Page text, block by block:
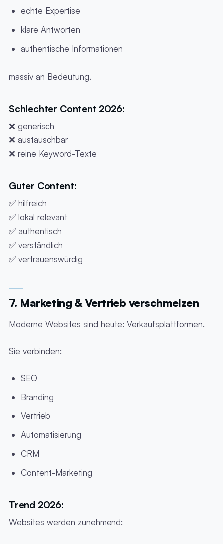
echte Expertise
klare Antworten
authentische Informationen
massiv an Bedeutung.
Schlechter Content 2026:
❌ generisch
❌ austauschbar
❌ reine Keyword-Texte
Guter Content:
✅ hilfreich
✅ lokal relevant
✅ authentisch
✅ verständlich
✅ vertrauenswürdig
7. Marketing & Vertrieb verschmelzen
Moderne Websites sind heute: Verkaufsplattformen.
Sie verbinden:
SEO
Branding
Vertrieb
Automatisierung
CRM
Content-Marketing
Trend 2026:
Websites werden zunehmend: